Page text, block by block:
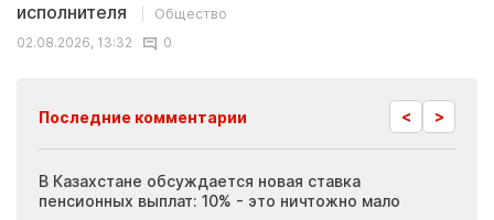
исполнителя
Общество
02.08.2026, 13:32
0
Последние комментарии < >
В Казахстане обсуждается новая ставка
пенсионных выплат: 10% - это ничтожно мало